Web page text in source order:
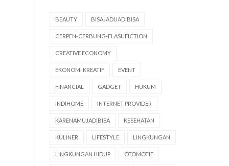
BEAUTY BISAJADIJADIBISA
CERPEN-CERBUNG-FLASHFICTION
CREATIVE ECONOMY
EKONOMI KREATIF EVENT
FINANCIAL GADGET HUKUM
INDIHOME INTERNET PROVIDER
KARENAMUJADIBISA KESEHATAN
KULINER LIFESTYLE LINGKUNGAN
LINGKUNGAN HIDUP OTOMOTIF